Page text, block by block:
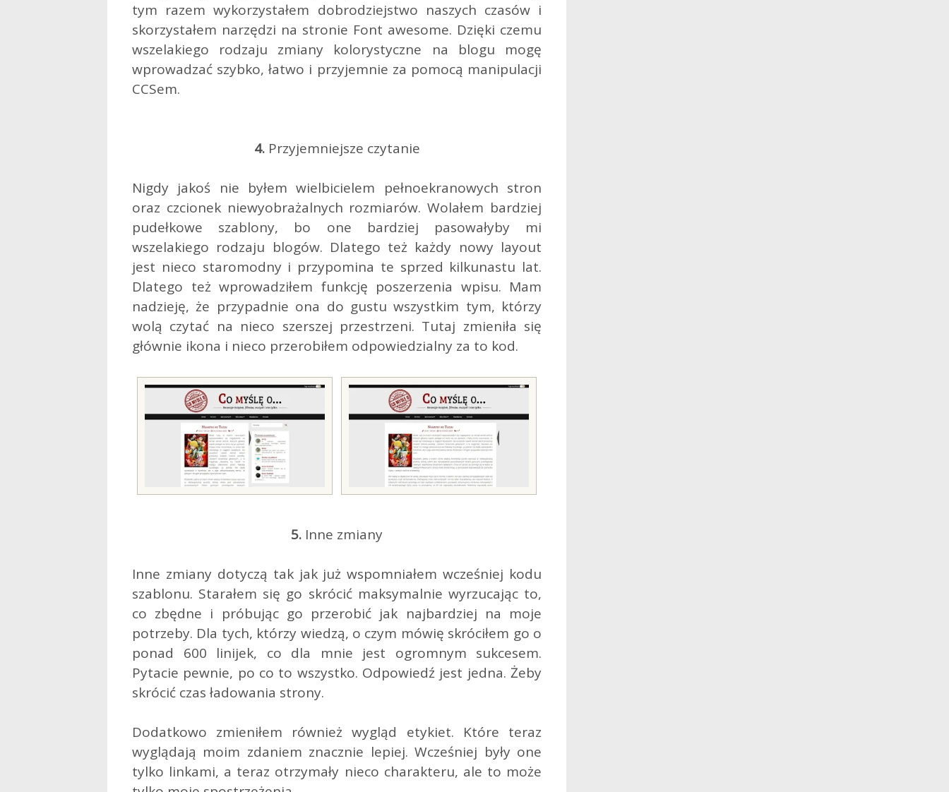
tym razem wykorzystałem dobrodziejstwo naszych czasów i
skorzystałem narzędzi na stronie Font awesome. Dzięki czemu
wszelakiego rodzaju zmiany kolorystyczne na blogu mogę
wprowadzać szybko, łatwo i przyjemnie za pomocą manipulacji
CCSem.
4.Przyjemniejsze czytanie
Nigdy jakoś nie byłem wielbicielem pełnoekranowych stron
oraz czcionek niewyobrażalnych rozmiarów. Wolałem bardziej
pudełkowe szablony, bo one bardziej pasowałyby mi
wszelakiego rodzaju blogów. Dlatego też każdy nowy layout
jest nieco staromodny i przypomina te sprzed kilkunastu lat.
Dlatego też wprowadziłem funkcję poszerzenia wpisu. Mam
nadzieję, że przypadnie ona do gustu wszystkim tym, którzy
wolą czytać na nieco szerszej przestrzeni. Tutaj zmieniła się
głównie ikona i nieco przerobiłem odpowiedzialny za to kod.
5. Inne zmiany
Inne zmiany dotyczą tak jak już wspomniałem wcześniej kodu
szablonu. Starałem się go skrócić maksymalnie wyrzucając to,
co zbędne i próbując go przerobić jak najbardziej na moje
potrzeby. Dla tych, którzy wiedzą, o czym mówię skróciłem go o
ponad 600 linijek, co dla mnie jest ogromnym sukcesem.
Pytacie pewnie, po co to wszystko. Odpowiedź jest jedna. Żeby
skrócić czas ładowania strony.
Dodatkowo zmieniłem również wygląd etykiet. Które teraz
wyglądają moim zdaniem znacznie lepiej. Wcześniej były one
tylko linkami, a teraz otrzymały nieco charakteru, ale to może